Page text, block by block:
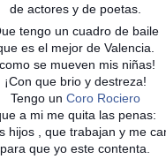
de actores y de poetas.
tengo un cuadro de baile
es el mejor de Valencia.
se mueven mis niñas!
¡Con que brio y destreza!
Tengo un Coro Rociero
a mi me quita las penas:
hijos , que trabajan y me
para que yo este contenta.